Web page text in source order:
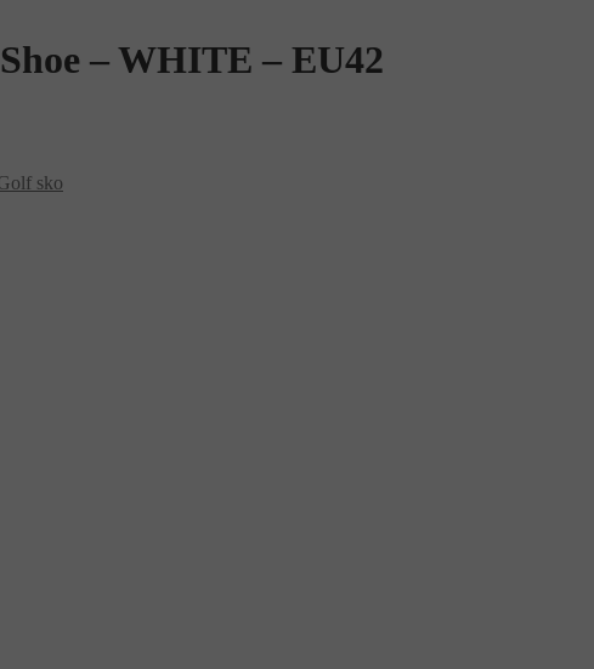
– WHITE – EU42
sko